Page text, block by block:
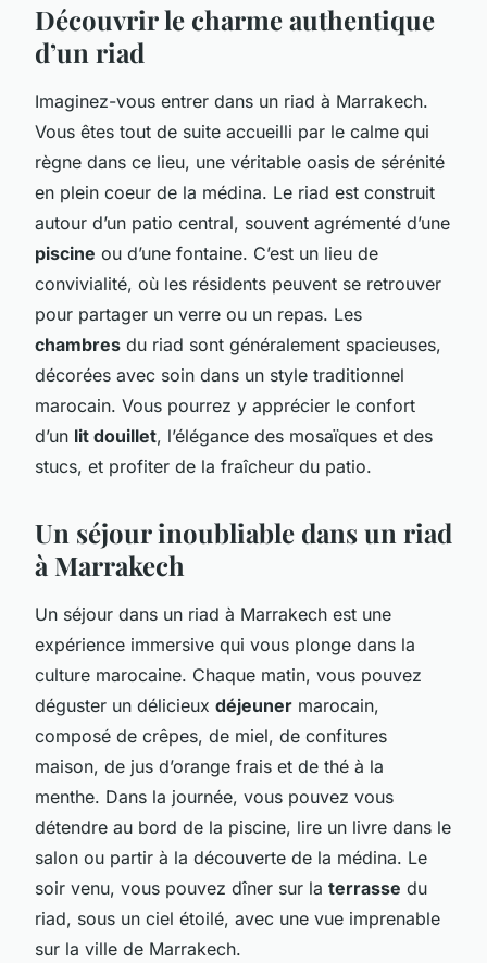
Découvrir le charme authentique
d’un riad
Imaginez-vous entrer dans un riad à Marrakech.
Vous êtes tout de suite accueilli par le calme qui
règne dans ce lieu, une véritable oasis de sérénité
en plein coeur de la médina. Le riad est construit
autour d’un patio central, souvent agrémenté d’une
piscine ou d’une fontaine. C’est un lieu de
convivialité, où les résidents peuvent se retrouver
pour partager un verre ou un repas. Les
chambres du riad sont généralement spacieuses,
décorées avec soin dans un style traditionnel
marocain. Vous pourrez y apprécier le confort
d’un lit douillet, l’élégance des mosaïques et des
stucs, et profiter de la fraîcheur du patio.
Un séjour inoubliable dans un riad
à Marrakech
Un séjour dans un riad à Marrakech est une
expérience immersive qui vous plonge dans la
culture marocaine. Chaque matin, vous pouvez
déguster un délicieux déjeuner marocain,
composé de crêpes, de miel, de confitures
maison, de jus d’orange frais et de thé à la
menthe. Dans la journée, vous pouvez vous
détendre au bord de la piscine, lire un livre dans le
salon ou partir à la découverte de la médina. Le
soir venu, vous pouvez dîner sur la terrasse du
riad, sous un ciel étoilé, avec une vue imprenable
sur la ville de Marrakech.